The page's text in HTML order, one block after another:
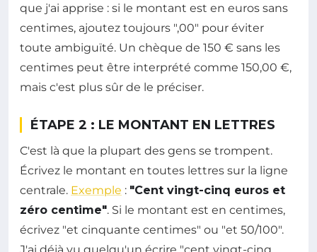
que j'ai apprise : si le montant est en euros sans
centimes, ajoutez toujours ",00" pour éviter
toute ambiguïté. Un chèque de 150 € sans les
centimes peut être interprété comme 150,00 €,
mais c'est plus sûr de le préciser.
ÉTAPE 2 : LE MONTANT EN LETTRES
C'est là que la plupart des gens se trompent.
Écrivez le montant en toutes lettres sur la ligne
centrale. Exemple : "Cent vingt-cinq euros et
zéro centime". Si le montant est en centimes,
écrivez "et cinquante centimes" ou "et 50/100".
J'ai déjà vu quelqu'un écrire "cent vingt-cinq